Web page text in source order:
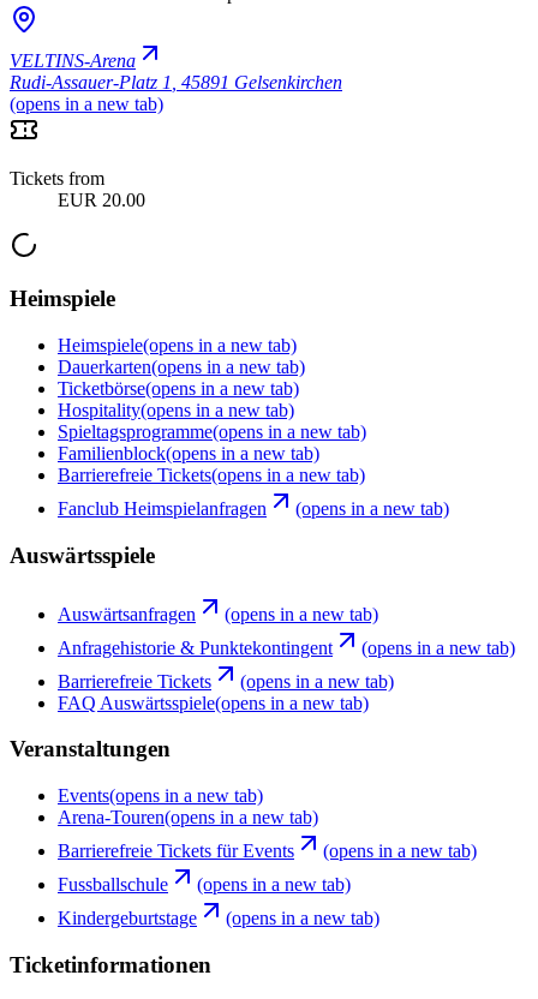
VELTINS-Arena
Rudi-Assauer-Platz 1 45891 Gelsenkirchen
(opens in a new tab)
Tickets from
EUR 20.00
Heimspiele
Heimspiele(opens in a new tab)
Dauerkarten(opens in a new tab)
Ticketbörse(opens in a new tab)
Hospitality(opens in a new tab)
Spieltagsprogramme(opens in a new tab)
Familienblock(opens in a new tab)
Barrierefreie Tickets(opens in a new tab)
Fanclub Heimspielanfragen
(opens in a new tab)
Auswärtsspiele
Auswärtsanfragen
(opens in a new tab)
Anfragehistorie & Punktekontingent
(opens in a new tab)
Barrierefreie Tickets
(opens in a new tab)
FAQ Auswärtsspiele(opens in a new tab)
Veranstaltungen
Events(opens in a new tab)
Arena-Touren(opens in a new tab)
Barrierefreie Tickets für Events
(opens in a new tab)
Fussballschule
(opens in a new tab)
Kindergeburtstage
(opens in a new tab)
Ticketinformationen